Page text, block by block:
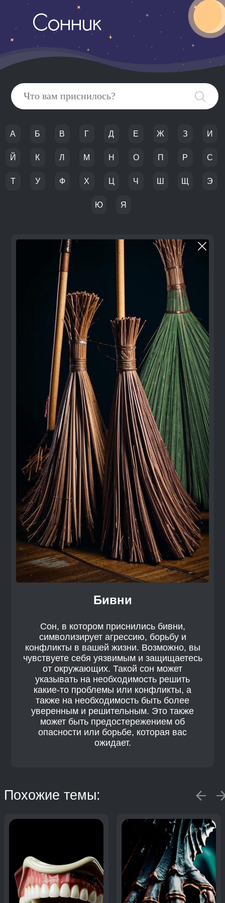
Сонник
А Б В Г Д Е Ж З И
Й К Л М Н О П Р С
Т У Ф Х Ц Ч Ш Щ Э
Ю Я
Бивни
Сон, в котором приснились бивни,
символизирует агрессию, борьбу и
конфликты в вашей жизни. Возможно, вы
чувствуете себя уязвимым и защищаетесь
от окружающих. Такой сон может
указывать на необходимость решить
какие-то проблемы или конфликты, а
также на необходимость быть более
уверенным и решительным. Это также
может быть предостережением об
опасности или борьбе, которая вас
ожидает.
Похожие темы: